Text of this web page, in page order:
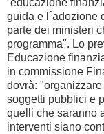
´educazione
guida e l´adozione
parte dei ministeri
programma". Lo
Educazione
in commissione
dovrà:
soggetti pubblici e
quelli che saranno
interventi siano